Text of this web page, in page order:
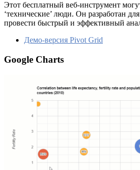
Этот бесплатный веб-инструмент
‘технические’ люди. Он разработан
провести быстрый и эффективный
Демо-версия Pivot Grid
Google Charts